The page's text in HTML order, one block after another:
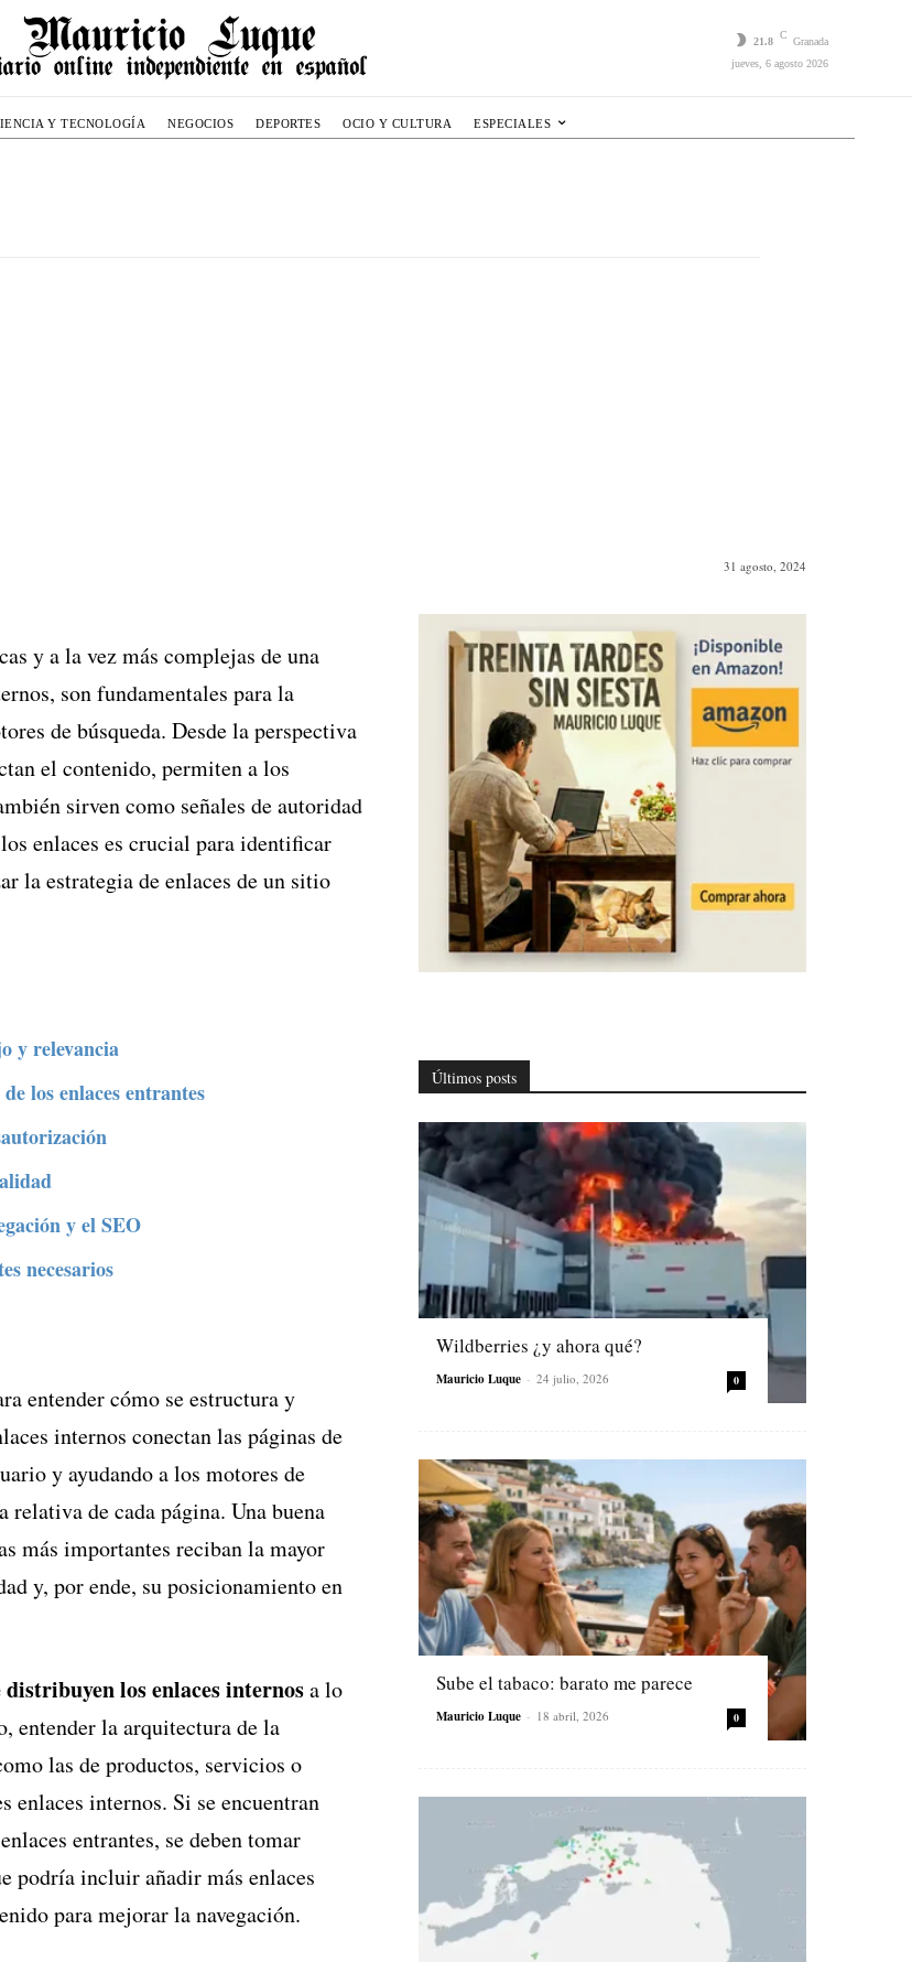
21.8
C
Granada
jueves, 6 agosto 2026
Y TECNOLOGÍA NEGOCIOS DEPORTES OCIO Y CULTURA ESPECIALES
31 agosto, 2024
y a la vez más complejas de una
son fundamentales para la
de búsqueda. Desde la perspectiva
el contenido, permiten a los
sirven como señales de autoridad
enlaces es crucial para identificar
la estrategia de enlaces de un sitio
y relevancia
los enlaces entrantes
y el SEO
necesarios
entender cómo se estructura y
internos conectan las páginas de
y ayudando a los motores de
de cada página. Una buena
más importantes reciban la mayor
y, por ende, su posicionamiento en
distribuyen los enlaces internosa lo
entender la arquitectura de la
las de productos, servicios o
enlaces internos. Si se encuentran
entrantes, se deben tomar
podría incluir añadir más enlaces
para mejorar la navegación.
Últimos posts
Wildberries ¿y ahora qué?
Mauricio Luque - 24 julio, 2026 0
Sube el tabaco: barato me parece
Mauricio Luque - 18 abril, 2026 0